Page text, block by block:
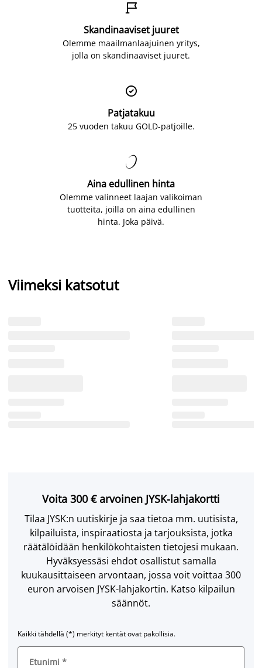

Skandinaaviset juuret
Olemme maailmanlaajuinen yritys,
jolla on skandinaaviset juuret.

Patjatakuu
25 vuoden takuu GOLD-patjoille.

Aina edullinen hinta
Olemme valinneet laajan valikoiman
tuotteita, joilla on aina edullinen
hinta. Joka päivä.
Viimeksi katsotut
Voita 300 € arvoinen JYSK-lahjakortti
Tilaa JYSK:n uutiskirje ja saa tietoa mm. uutisista,
kilpailuista, inspiraatiosta ja tarjouksista, jotka
räätälöidään henkilökohtaisten tietojesi mukaan.
Hyväksyessäsi ehdot osallistut samalla
kuukausittaiseen arvontaan, jossa voit voittaa 300
euron arvoisen JYSK-lahjakortin. Katso kilpailun
säännöt.
Kaikki tähdellä (*) merkityt kentät ovat pakollisia.
Etunimi *